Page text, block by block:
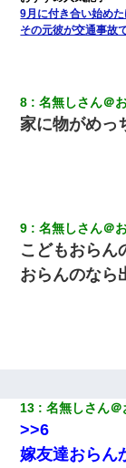
浅ましくも集りに
とっさに女児を捕
てよ！気持ち悪い
父親がくも膜下
「私を家に置いて
「…」
【身体で払わせて
ださい……」俺「
い……」俺「ほい
9月に付き合い始め
その元彼が交通事故
8 名無しさん＠
家に物がめっ
9 名無しさん＠
こどもおらん
おらんのなら
13 名無しさん＠
>>6
嫁友達おら